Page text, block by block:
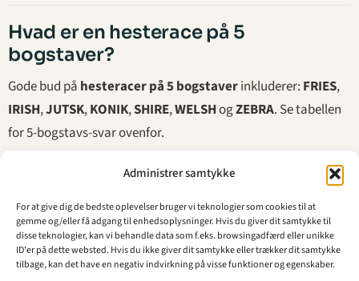
Administrer samtykke
For at give dig de bedste oplevelser bruger vi teknologier som cookies til at
gemme og/eller få adgang til enhedsoplysninger. Hvis du giver dit samtykke til
disse teknologier, kan vi behandle data som f.eks. browsingadfærd eller unikke
ID'er på dette websted. Hvis du ikke giver dit samtykke eller trækker dit samtykke
tilbage, kan det have en negativ indvirkning på visse funktioner og egenskaber.
Hvad er en hesterace på 5
bogstaver?
Gode bud på hesteracer på 5 bogstaverinkluderer: FRIES,
IRISH,JUTSK,KONIK,SHIRE,WELSHogZEBRA. Se tabellen
for 5-bogstavs-svar ovenfor.
Hvilke hesteracer har 6 bogstaver?
Hesteracer på 6 bogstaverkan bl.a. være:ARABER,
BRETON,EXMOOR,FRISON,MORGAN,SHIRES,TARPAN,